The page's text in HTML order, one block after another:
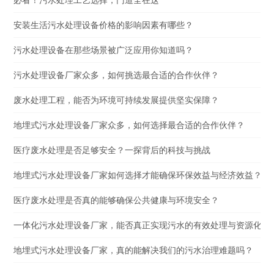
安装生活污水处理设备价格的影响因素有哪些？
污水处理设备在那些场景被广泛应用你知道吗？
污水处理设备厂家众多，如何挑选最合适的合作伙伴？
废水处理工程，能否为环境可持续发展提供坚实保障？
地埋式污水处理设备厂家众多，如何选择最合适的合作伙伴？
医疗废水处理是否足够安全？一探背后的科技与挑战
地埋式污水处理设备厂家如何选择才能确保环保效益与经济效益？
医疗废水处理是否真的能够确保公共健康与环境安全？
一体化污水处理设备厂家，能否真正实现污水的有效处理与资源化利
地埋式污水处理设备厂家，真的能解决我们的污水治理难题吗？